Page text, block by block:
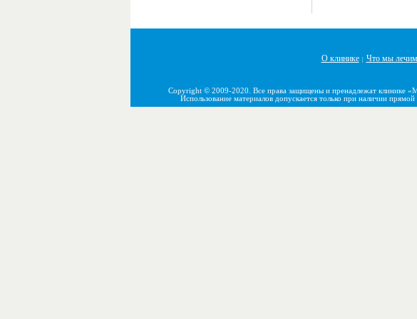
О клинике| Что мы лечим
Copyright © 2009-2020. Все права защищены и пренадлежат клинике
Использование материалов допускается только при наличии